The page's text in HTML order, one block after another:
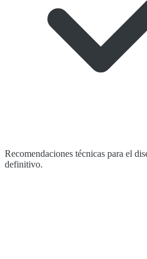
Recomendaciones técnicas para el
definitivo.